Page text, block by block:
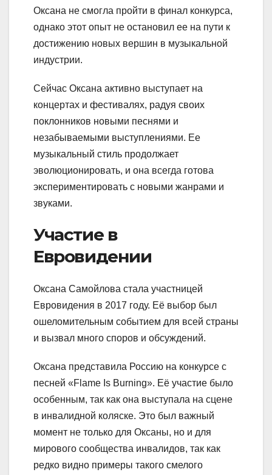
Оксана не смогла пройти в финал конкурса,
однако этот опыт не остановил ее на пути к
достижению новых вершин в музыкальной
индустрии.
Сейчас Оксана активно выступает на
концертах и фестивалях, радуя своих
поклонников новыми песнями и
незабываемыми выступлениями. Ее
музыкальный стиль продолжает
эволюционировать, и она всегда готова
экспериментировать с новыми жанрами и
звуками.
Участие в
Евровидении
Оксана Самойлова стала участницей
Евровидения в 2017 году. Её выбор был
ошеломительным событием для всей страны
и вызвал много споров и обсуждений.
Оксана представила Россию на конкурсе с
песней «Flame Is Burning». Её участие было
особенным, так как она выступала на сцене
в инвалидной коляске. Это был важный
момент не только для Оксаны, но и для
мирового сообщества инвалидов, так как
редко видно примеры такого смелого